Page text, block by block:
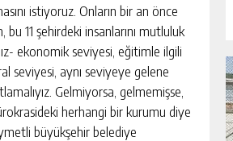
istiyoruz. Onların bir an önce
11 şehirdeki insanlarını mutluluk
ekonomik seviyesi, eğitimle ilgili
seviyesi, aynı seviyeye gelene
Gelmiyorsa, gelmemişse,
herhangi bir kurumu diye
büyükşehir belediye